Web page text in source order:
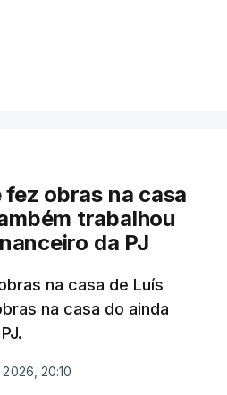
obras na casa
trabalhou
da PJ
na casa de Luís
na casa do ainda
20:10